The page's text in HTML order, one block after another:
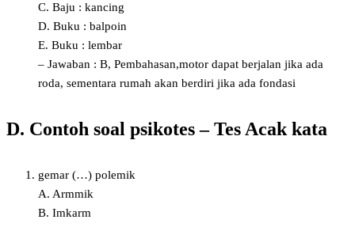
C. Baju : kancing
D. Buku : balpoin
E. Buku : lembar
– Jawaban : B, Pembahasan,motor dapat berjalan jika ada
roda, sementara rumah akan berdiri jika ada fondasi
D. Contoh soal psikotes – Tes Acak kata
gemar (…) polemik
A. Armmik
B. Imkarm